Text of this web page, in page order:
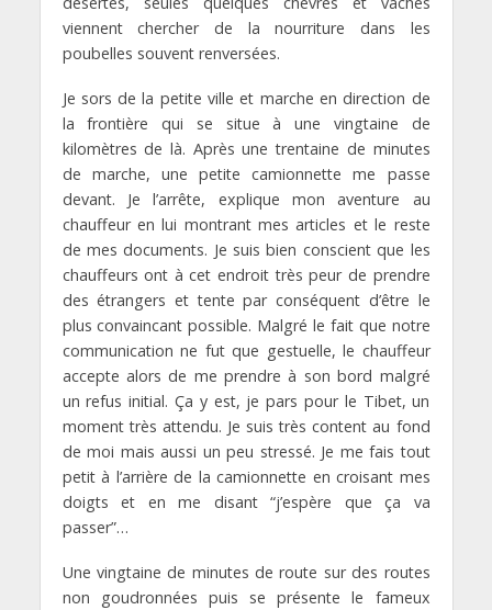
viennent chercher de la nourriture dans les
poubelles souvent renversées.
Je sors de la petite ville et marche en direction de
la frontière qui se situe à une vingtaine de
kilomètres de là. Après une trentaine de minutes
de marche, une petite camionnette me passe
devant. Je l’arrête, explique mon aventure au
chauffeur en lui montrant mes articles et le reste
de mes documents. Je suis bien conscient que les
chauffeurs ont à cet endroit très peur de prendre
des étrangers et tente par conséquent d’être le
plus convaincant possible. Malgré le fait que notre
communication ne fut que gestuelle, le chauffeur
accepte alors de me prendre à son bord malgré
un refus initial. Ça y est, je pars pour le Tibet, un
moment très attendu. Je suis très content au fond
de moi mais aussi un peu stressé. Je me fais tout
petit à l’arrière de la camionnette en croisant mes
doigts et en me disant “j’espère que ça va
passer”…
Une vingtaine de minutes de route sur des routes
non goudronnées puis se présente le fameux